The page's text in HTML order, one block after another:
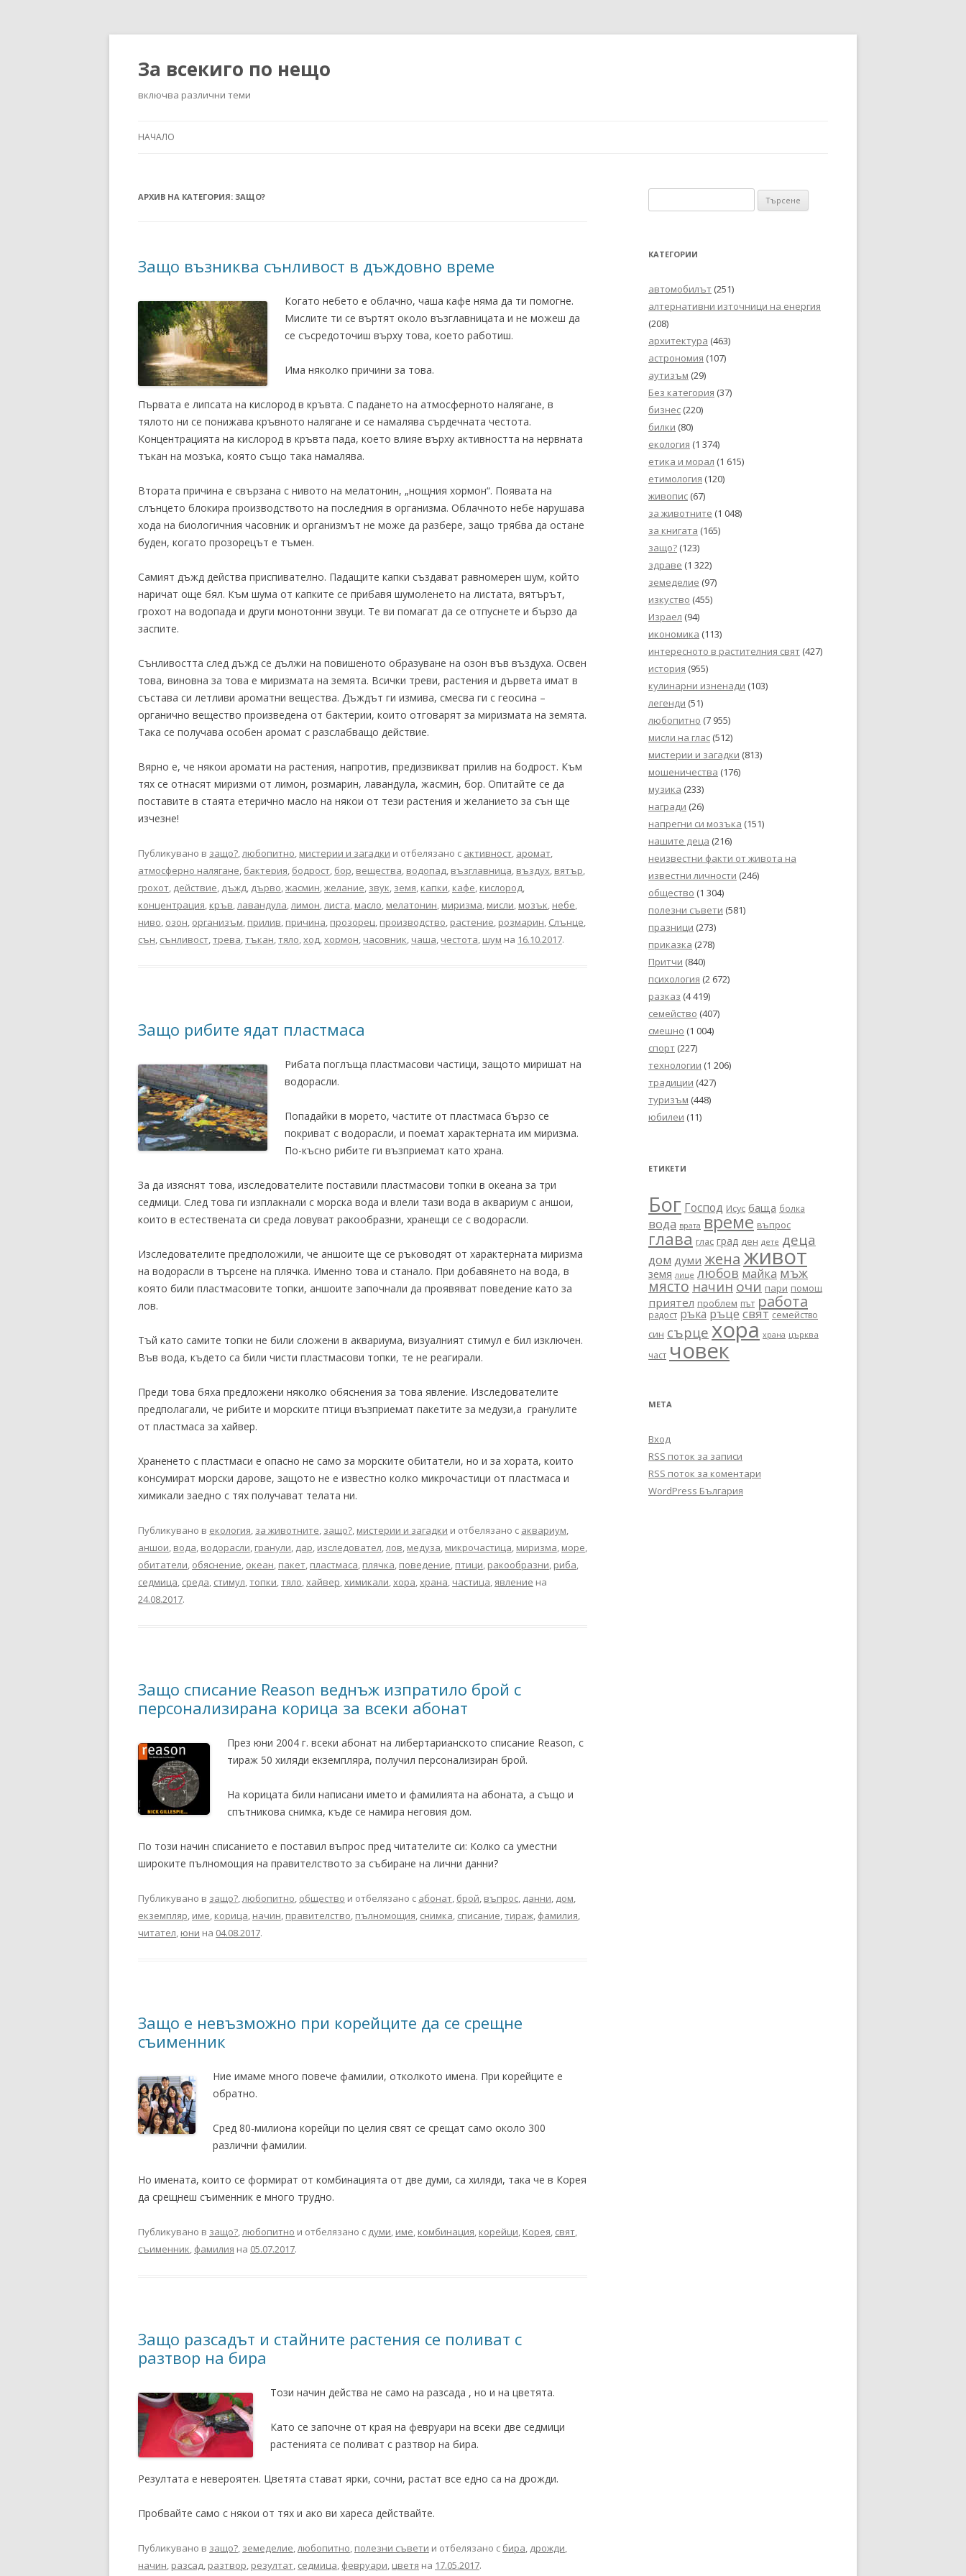
За всекиго по нещо
включва различни теми
НАЧАЛО
АРХИВ НА КАТЕГОРИЯ: ЗАЩО?
Защо възниква сънливост в дъждовно време
Когато небето е облачно, чаша кафе няма да ти помогне.
Мислите ти се въртят около възглавницата и не можеш да
се съсредоточиш върху това, което работиш.
Има няколко причини за това.
Първата е липсата на кислород в кръвта. С падането на атмосферното налягане, в
тялото ни се понижава кръвното налягане и се намалява сърдечната честота.
Концентрацията на кислород в кръвта пада, което влияе върху активността на нервната
тъкан на мозъка, която също така намалява.
Втората причина е свързана с нивото на мелатонин, „нощния хормон“. Появата на
слънцето блокира производството на последния в организма. Облачното небе нарушава
хода на биологичния часовник и организмът не може да разбере, защо трябва да остане
буден, когато прозорецът е тъмен.
Самият дъжд действа приспивателно. Падащите капки създават равномерен шум, който
наричат още бял. Към шума от капките се прибавя шумоленето на листата, вятърът,
грохот на водопада и други монотонни звуци. Те ви помагат да се отпуснете и бързо да
заспите.
Сънливостта след дъжд се дължи на повишеното образуване на озон във въздуха. Освен
това, виновна за това е миризмата на земята. Всички треви, растения и дървета имат в
състава си летливи ароматни вещества. Дъждът ги измива, смесва ги с геосина –
органично вещество произведена от бактерии, които отговарят за миризмата на земята.
Така се получава особен аромат с разслабващо действие.
Вярно е, че някои аромати на растения, напротив, предизвикват прилив на бодрост. Към
тях се отнасят миризми от лимон, розмарин, лавандула, жасмин, бор. Опитайте се да
поставите в стаята етерично масло на някои от тези растения и желанието за сън ще
изчезне!
Публикувано в защо?,любопитно, мистерии и загадки и отбелязано с активност, аромат,
атмосферно налягане, бактерия, бодрост, бор, вещества, водопад, възглавница, въздух, вятър,
грохот, действие, дъжд, дърво,жасмин,желание, звук, земя, капки, кафе, кислород,
концентрация, кръв,лавандула,лимон,листа, масло, мелатонин, миризма, мисли, мозък, небе,
ниво, озон, организъм, прилив, причина, прозорец, производство, растение, розмарин, Слънце,
сън, сънливост,трева,тъкан,тяло,ход,хормон, часовник, чаша, честота, шум на 16.10.2017.
Защо рибите ядат пластмаса
Рибата поглъща пластмасови частици, защото миришат на
водорасли.
Попадайки в морето, частите от пластмаса бързо се
покриват с водорасли, и поемат характерната им миризма.
По-късно рибите ги възприемат като храна.
За да изяснят това, изследователите поставили пластмасови топки в океана за три
седмици. След това ги изплакнали с морска вода и влели тази вода в аквариум с аншои,
които в естествената си среда ловуват ракообразни, хранещи се с водорасли.
Изследователите предположили, че аншоите ще се ръководят от характерната миризма
на водорасли в търсене на плячка. Именно това и станало. При добавянето на вода, в
която били пластмасовите топки, аншоите започнали да проявяват поведение като за
лов.
Тъй като самите топки не били сложени в аквариума, визуалният стимул е бил изключен.
Във вода, където са били чисти пластмасови топки, те не реагирали.
Преди това бяха предложени няколко обяснения за това явление. Изследователите
предполагали, че рибите и морските птици възприемат пакетите за медузи,а гранулите
от пластмаса за хайвер.
Храненето с пластмаси е опасно не само за морските обитатели, но и за хората, които
консумират морски дарове, защото не е известно колко микрочастици от пластмаса и
химикали заедно с тях получават телата ни.
Публикувано в екология, за животните, защо?, мистерии и загадки и отбелязано с аквариум,
аншои, вода, водорасли, гранули, дар, изследовател,лов, медуза, микрочастица, миризма, море,
обитатели, обяснение, океан, пакет, пластмаса, плячка, поведение, птици, ракообразни, риба,
седмица, среда, стимул,топки,тяло,хайвер,химикали,хора,храна, частица,явление на
24.08.2017.
Защо списание Reason веднъж изпратило брой с
персонализирана корица за всеки абонат
През юни 2004 г. всеки абонат на либертарианското списание Reason, с
тираж 50 хиляди екземпляра, получил персонализиран брой.
На корицата били написани името и фамилията на абоната, а също и
спътникова снимка, къде се намира неговия дом.
По този начин списанието е поставил въпрос пред читателите си: Колко са уместни
широките пълномощия на правителството за събиране на лични данни?
Публикувано в защо?,любопитно, общество и отбелязано с абонат, брой, въпрос, данни, дом,
екземпляр, име, корица, начин, правителство, пълномощия, снимка, списание,тираж, фамилия,
читател, юни на 04.08.2017.
Защо е невъзможно при корейците да се срещне
съименник
Ние имаме много повече фамилии, отколкото имена. При корейците е
обратно.
Сред 80-милиона корейци по целия свят се срещат само около 300
различни фамилии.
Но имената, които се формират от комбинацията от две думи, са хиляди, така че в Корея
да срещнеш съименник е много трудно.
Публикувано в защо?,любопитно и отбелязано с думи, име, комбинация, корейци, Корея, свят,
съименник, фамилия на 05.07.2017.
Защо разсадът и стайните растения се поливат с
разтвор на бира
Този начин действа не само на разсада , но и на цветята.
Като се започне от края на февруари на всеки две седмици
растенията се поливат с разтвор на бира.
Резултата е невероятен. Цветята стават ярки, сочни, растат все едно са на дрожди.
Пробвайте само с някои от тях и ако ви хареса действайте.
Публикувано в защо?, земеделие,любопитно, полезни съвети и отбелязано с бира, дрожди,
начин, разсад, разтвор, резултат, седмица, февруари, цветя на 17.05.2017.
за:
КАТЕГОРИИ
автомобилът (251)
алтернативни източници на енергия
(208)
архитектура (463)
астрономия (107)
аутизъм (29)
Без категория (37)
бизнес (220)
билки (80)
екология (1 374)
етика и морал (1 615)
етимология (120)
живопис (67)
за животните (1 048)
за книгата (165)
защо? (123)
здраве (1 322)
земеделие (97)
изкуство (455)
Израел (94)
икономика (113)
интересното в растителния свят (427)
история (955)
кулинарни изненади (103)
легенди (51)
любопитно (7 955)
мисли на глас (512)
мистерии и загадки (813)
мошеничества (176)
музика (233)
награди (26)
напрегни си мозъка (151)
нашите деца (216)
неизвестни факти от живота на
известни личности (246)
общество (1 304)
полезни съвети (581)
празници (273)
приказка (278)
Притчи (840)
психология (2 672)
разказ (4 419)
семейство (407)
смешно (1 004)
спорт (227)
технологии (1 206)
традиции (427)
туризъм (448)
юбилеи (11)
ЕТИКЕТИ
Бог Господ Исус баща болка
вода врата време въпрос
глава глас град ден дете деца
дом думи жена живот
земя лице любов майка мъж
място начин очи пари помощ
приятел проблем път работа
радост ръка ръце свят семейство
син сърце хора храна църква
част човек
МЕТА
Вход
RSS поток за записи
RSS поток за коментари
WordPress България